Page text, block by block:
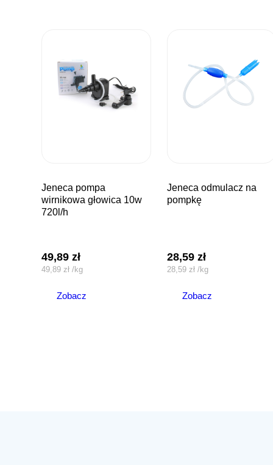
jeneca pompa
wirnikowa głowica 10w
720l/h
49,89zł
49,89 zł /kg
Zobacz
jeneca odmulacz na
pompkę
28,59 zł
28,59 zł /kg
Zobacz